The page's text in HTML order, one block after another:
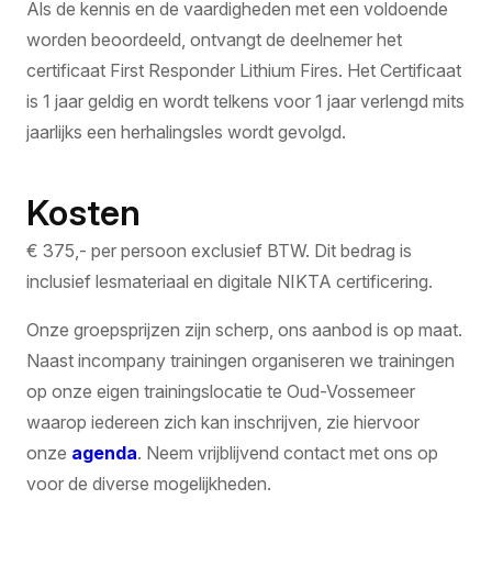
Als de kennis en de vaardigheden met een voldoende
worden beoordeeld, ontvangt de deelnemer het
certificaat First Responder Lithium Fires. Het Certificaat
is 1 jaar geldig en wordt telkens voor 1 jaar verlengd mits
jaarlijks een herhalingsles wordt gevolgd.
Kosten
€ 375,- per persoon exclusief BTW. Dit bedrag is
inclusief lesmateriaal en digitale NIKTA certificering.
Onze groepsprijzen zijn scherp, ons aanbod is op maat.
Naast incompany trainingen organiseren we trainingen
op onze eigen trainingslocatie te Oud-Vossemeer
waarop iedereen zich kan inschrijven, zie hiervoor
onze agenda. Neem vrijblijvend contact met ons op
voor de diverse mogelijkheden.